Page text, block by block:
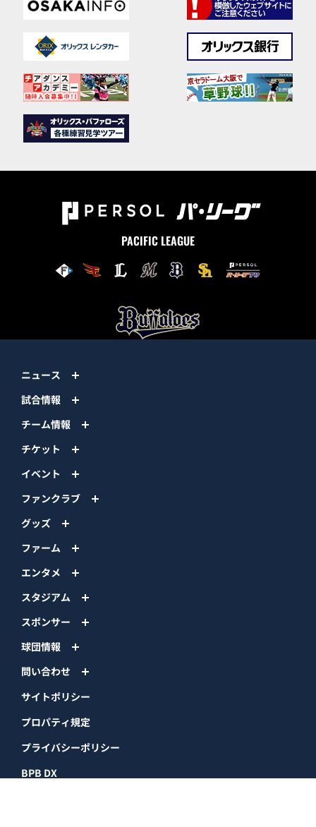
PACIFIC LEAGUE
ニュース
試合情報
チーム情報
チケット
イベント
ファンクラブ
グッズ
ファーム
エンタメ
スタジアム
スポンサー
球団情報
問い合わせ
サイトポリシー
プロパティ規定
プライバシーポリシー
BPB DX